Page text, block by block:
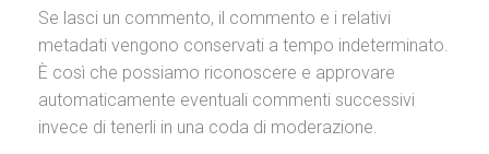
Se lasci un commento, il commento e i relativi
metadati vengono conservati a tempo indeterminato.
È così che possiamo riconoscere e approvare
automaticamente eventuali commenti successivi
invece di tenerli in una coda di moderazione.